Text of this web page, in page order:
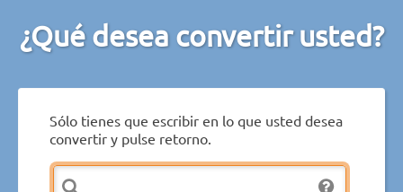
¿Qué desea convertir usted?
Sólo tienes que escribir en lo que usted desea
convertir y pulse retorno.